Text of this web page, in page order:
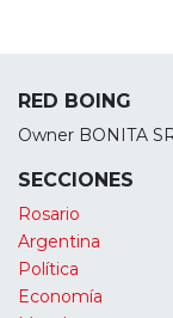
RED BOING
Owner BONITA
SECCIONES
Rosario
Argentina
Política
Economía